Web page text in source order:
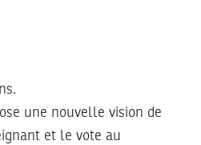
une nouvelle vision de
et le vote au